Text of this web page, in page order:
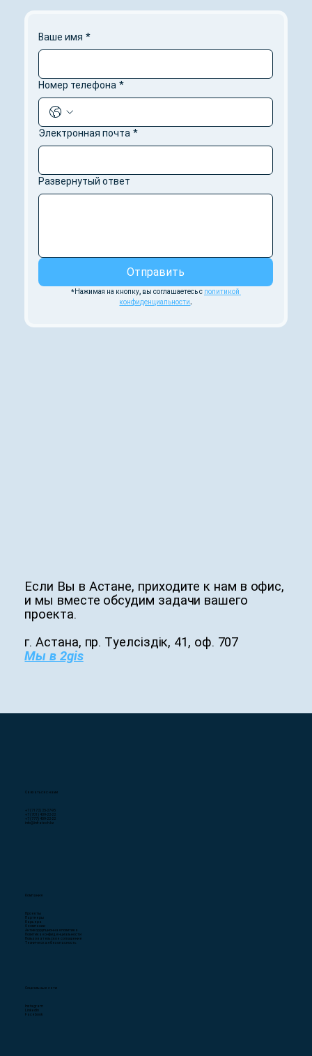
Ваше имя *
Номер телефона *
Электронная почта *
Развернутый ответ
Отправить
*Нажимая на кнопку, вы соглашаетесь с политикой
конфиденциальности.
Если Вы в Астане, приходите к нам в офис,
и мы вместе обсудим задачи вашего
проекта.
г. Астана, пр. Тәуелсіздік, 41, оф. 707
Мы в 2gis
Связаться с нами
+7 (7172) 25-27-95
+7 (701) 409-22-22
+7 (777) 409-22-22
info@infratech.kz
Компания
Проекты
Партнеры
Карьера
О компании
Антикоррупционная политика
Политика конфиденциальности
Пользовательское соглашение
Техническая безопасность
Социальные сети
Instagram
LinkedIn
Facebook